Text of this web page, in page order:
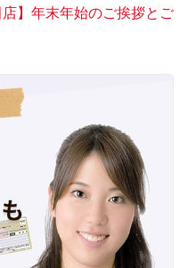
】年末年始のご挨拶とご